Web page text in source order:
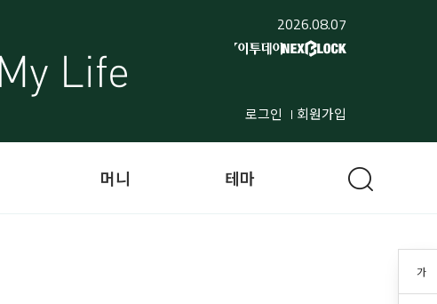
2026.08.07
로그인 회원가입
가
머니 테마